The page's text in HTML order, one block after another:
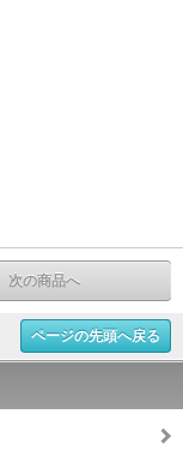
次の商品へ
ページの先頭へ戻る